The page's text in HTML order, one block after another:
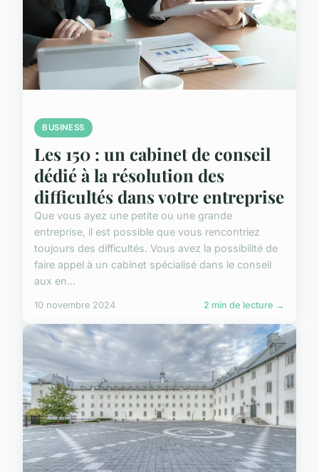
BUSINESS
Les 150 : un cabinet de conseil
dédié à la résolution des
difficultés dans votre entreprise
Que vous ayez une petite ou une grande
entreprise, il est possible que vous rencontriez
toujours des difficultés. Vous avez la possibilité de
faire appel à un cabinet spécialisé dans le conseil
aux en...
10 novembre 2024 2 min de lecture →